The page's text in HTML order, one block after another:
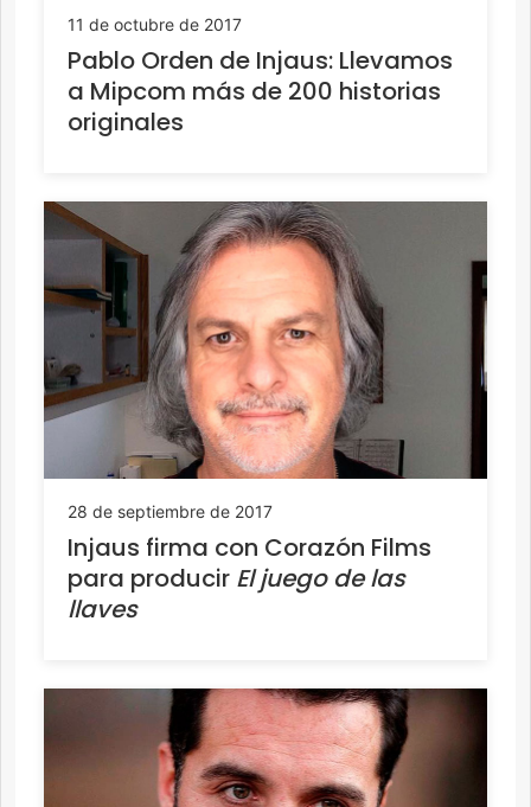
11 de octubre de 2017
Pablo Orden de Injaus: Llevamos
a Mipcom más de 200 historias
originales
28 de septiembre de 2017
Injaus firma con Corazón Films
para producir El juego de las
llaves